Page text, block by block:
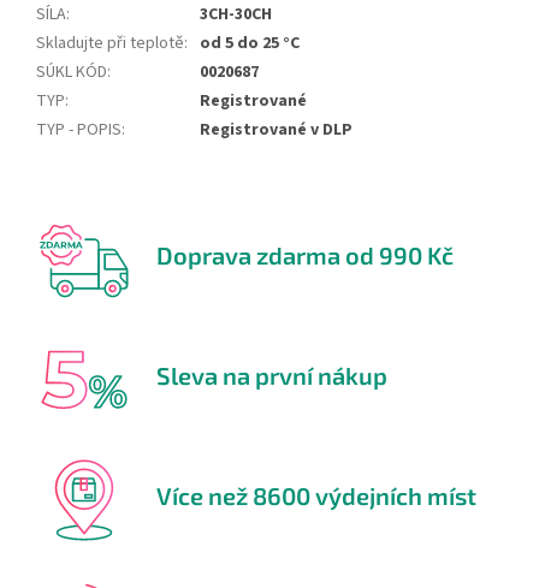
SÍLA:
3CH-30CH
Skladujte při teplotě: od 5 do 25 °C
SÚKL KÓD:
0020687
TYP:
Registrované
TYP - POPIS: Registrované v DLP
Doprava zdarma od 990 Kč
Sleva na první nákup
Více než 8600 výdejních míst